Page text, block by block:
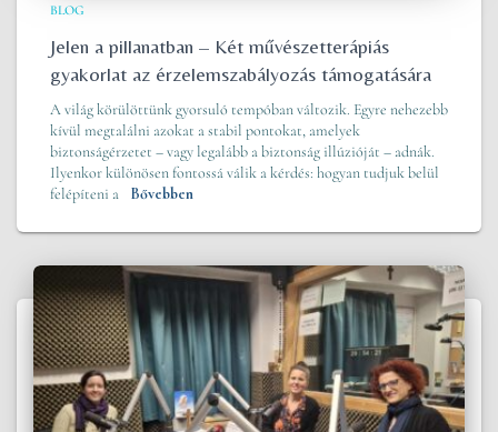
BLOG
Jelen a pillanatban – Két művészetterápiás
gyakorlat az érzelemszabályozás támogatására
A világ körülöttünk gyorsuló tempóban változik. Egyre nehezebb
kívül megtalálni azokat a stabil pontokat, amelyek
biztonságérzetet – vagy legalább a biztonság illúzióját – adnák.
Ilyenkor különösen fontossá válik a kérdés: hogyan tudjuk belül
felépíteni a
Bővebben